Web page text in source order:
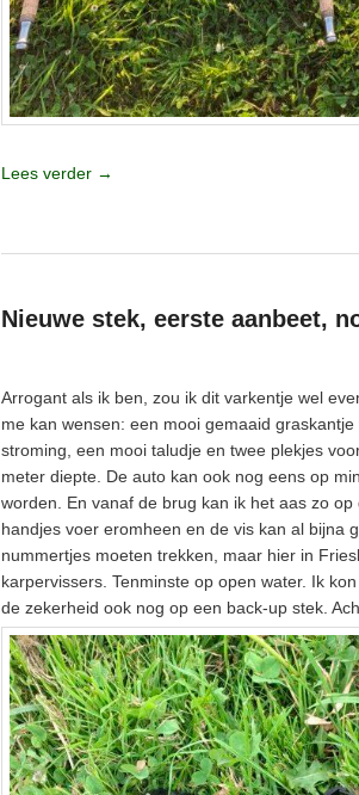
Lees verder →
Nieuwe stek, eerste aanbeet,
Arrogant als ik ben, zou ik dit varkentje wel
me kan wensen: een mooi gemaaid
stroming, een mooi taludje en twee plekjes
meter diepte. De auto kan ook nog eens op
worden. En vanaf de brug kan ik het aas zo
handjes voer eromheen en de vis kan al bijna
nummertjes moeten trekken, maar hier in
karpervissers. Tenminste op open water. Ik
de zekerheid ook nog op een back-up stek.